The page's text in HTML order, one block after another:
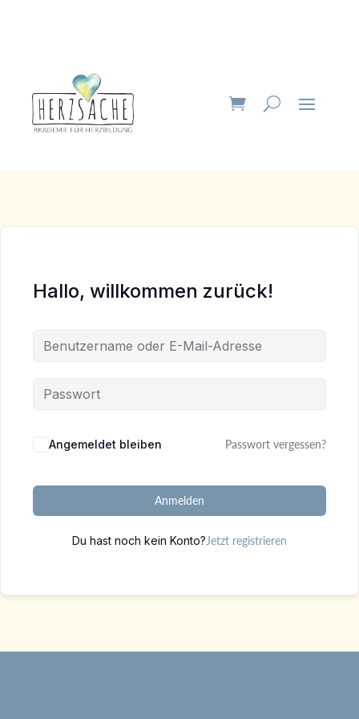
Hallo, willkommen zurück!
Alternative:
Angemeldet bleiben Passwort vergessen?
Anmelden
Du hast noch kein Konto?Jetzt registrieren